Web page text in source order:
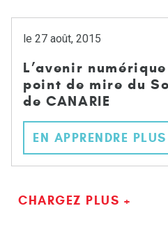
le 27 août, 2015
L’avenir
point de mire du
de CANARIE
EN APPRENDRE PLUS
CHARGEZ PLUS +